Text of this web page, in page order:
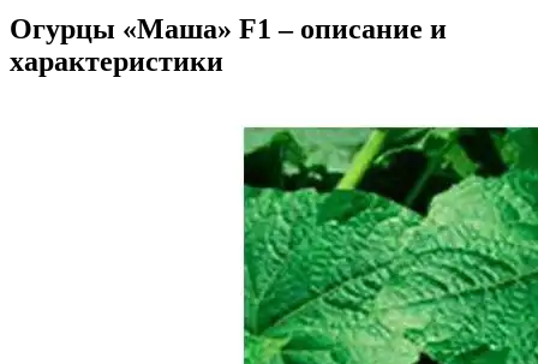
Огурцы «Маша» F1 – описание и
характеристики